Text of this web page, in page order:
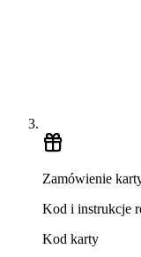
Zamówienie
Kod i instrukcje
Kod karty